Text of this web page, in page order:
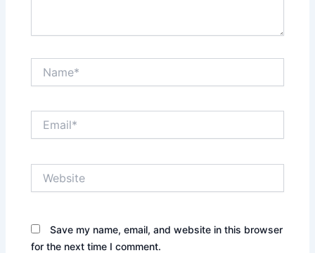
Save my name, email, and website in this browser
for the next time I comment.